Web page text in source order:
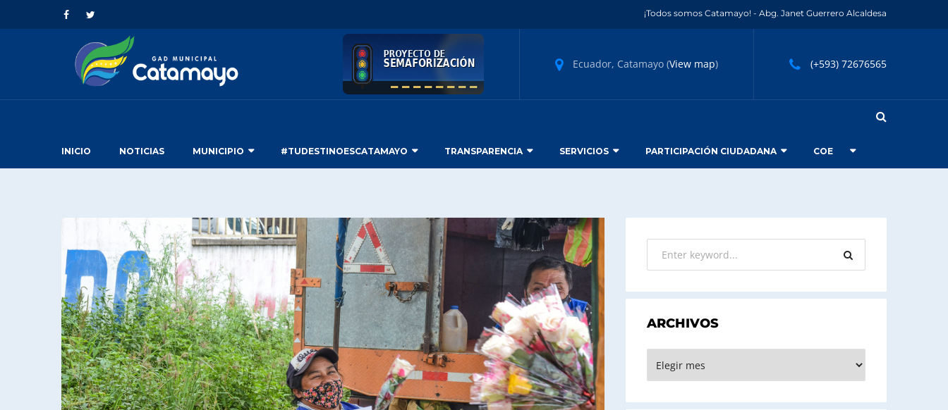
¡Todos somos Catamayo! - Abg. Janet Guerrero Alcaldesa
Ecuador, Catamayo (View map) (+593) 72676565
INICIO NOTICIAS MUNICIPIO #TUDESTINOESCATAMAYO TRANSPARENCIA SERVICIOS PARTICIPACIÓN CIUDADANA COE
ARCHIVOS